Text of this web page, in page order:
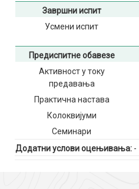
Завршни испит
Усмени испит
Предиспитне обавезе
Активност у току
предавања
Практична настава
Колоквијуми
Семинари
Додатни услови оцењивања: -